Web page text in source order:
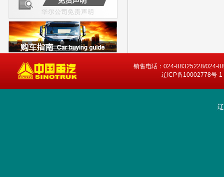
销售电话：024-88325228/024-
辽ICP备10002778号-1